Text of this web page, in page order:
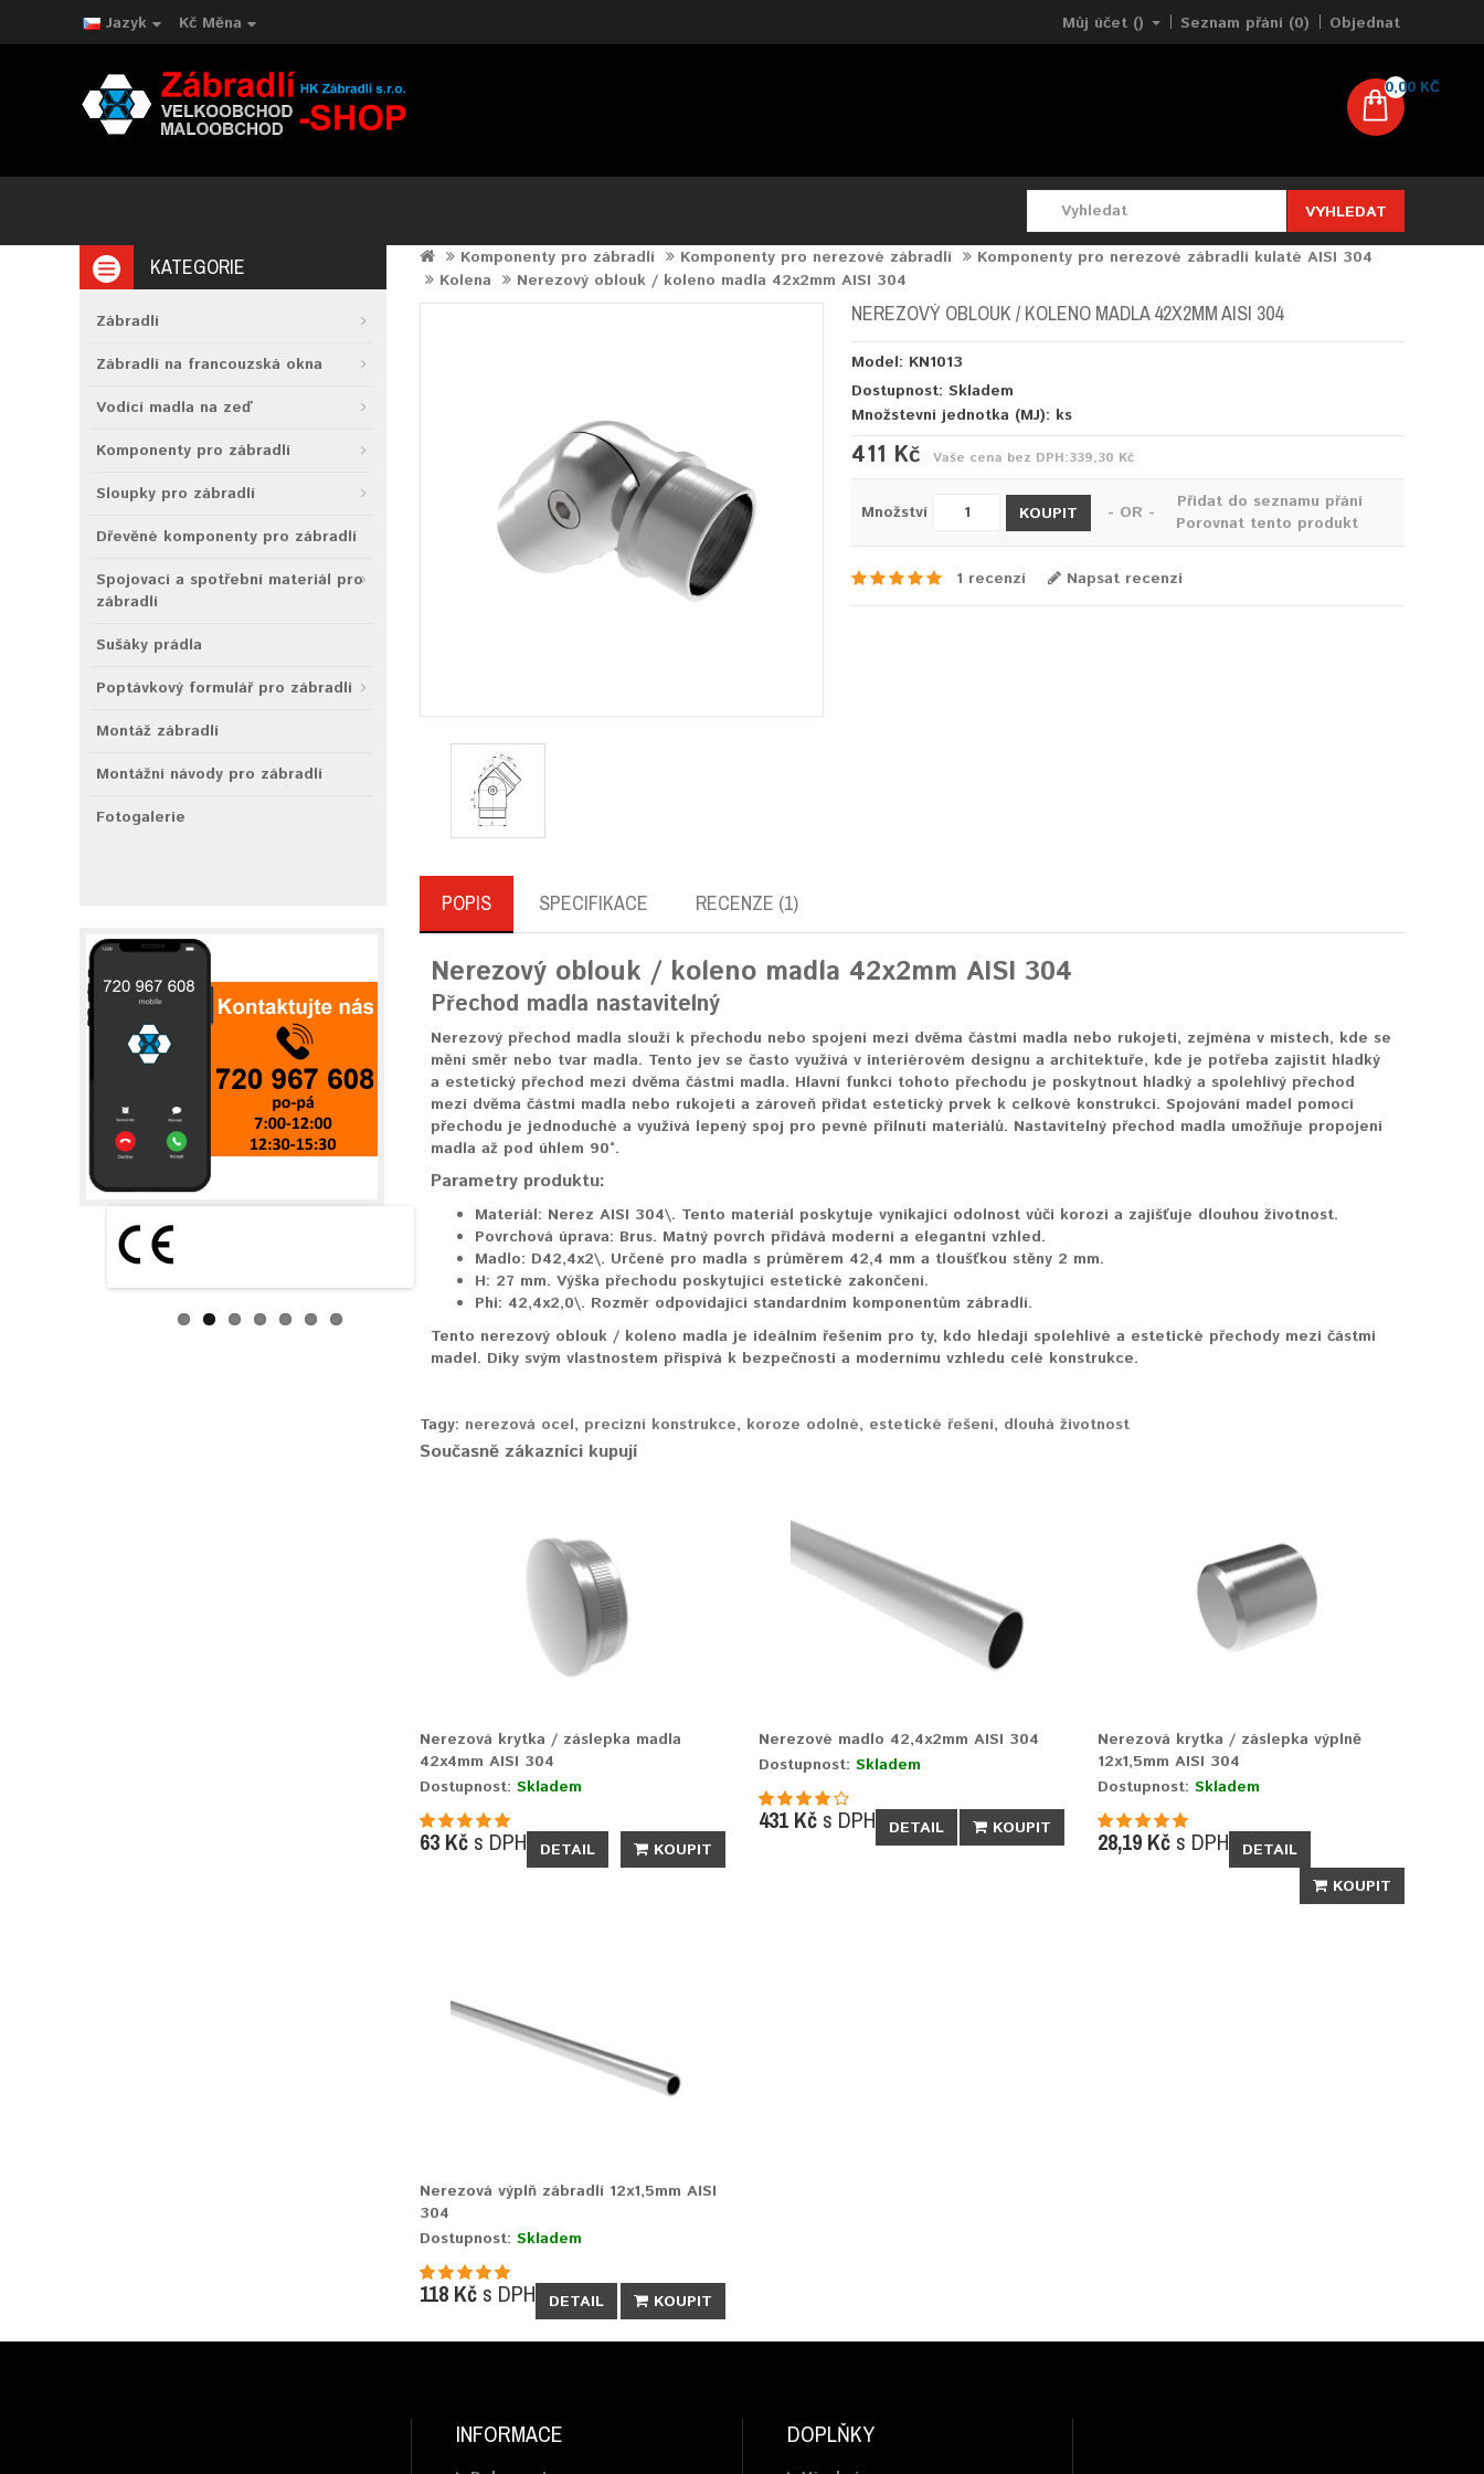
Jazyk Kč Měna Můj účet () Seznam přání (0) Objednat
0,00 KČ
VYHLEDAT
KATEGORIE
Zábradlí
Zábradlí na francouzská okna
Vodící madla na zeď
Komponenty pro zábradlí
Sloupky pro zábradlí
Dřevěné komponenty pro zábradlí
Spojovací a spotřební materiál pro
zábradlí
Sušáky prádla
Poptávkový formulář pro zábradlí
Montáž zábradlí
Montážní návody pro zábradlí
Fotogalerie
Komponenty pro zábradlí Komponenty pro nerezové zábradlí
Komponenty pro nerezové zábradlí kulaté AISI 304
Kolena
Nerezový oblouk / koleno madla 42x2mm AISI 304
NEREZOVÝ OBLOUK / KOLENO MADLA 42X2MM AISI 304
Model: KN1013
Dostupnost: Skladem
Množstevní jednotka (MJ): ks
411 Kč Vaše cena bez DPH:339,30 Kč
Množství KOUPIT - OR -
Přidat do seznamu přání
Porovnat tento produkt
1 recenzí Napsat recenzi
POPIS SPECIFIKACE RECENZE (1)
Nerezový oblouk / koleno madla 42x2mm AISI 304
Přechod madla nastavitelný
Nerezový přechod madla slouží k přechodu nebo spojení mezi dvěma částmi madla nebo rukojeti, zejména v místech, kde se
mění směr nebo tvar madla. Tento jev se často využívá v interiérovém designu a architektuře, kde je potřeba zajistit hladký
a estetický přechod mezi dvěma částmi madla. Hlavní funkcí tohoto přechodu je poskytnout hladký a spolehlivý přechod
mezi dvěma částmi madla nebo rukojeti a zároveň přidat estetický prvek k celkové konstrukci. Spojování madel pomocí
přechodu je jednoduché a využívá lepený spoj pro pevné přilnutí materiálů. Nastavitelný přechod madla umožňuje propojení
madla až pod úhlem 90°.
Parametry produktu:
Materiál: Nerez AISI 304\. Tento materiál poskytuje vynikající odolnost vůči korozi a zajišťuje dlouhou životnost.
Povrchová úprava: Brus. Matný povrch přidává moderní a elegantní vzhled.
Madlo: D42,4x2\. Určené pro madla s průměrem 42,4 mm a tloušťkou stěny 2 mm.
H: 27 mm. Výška přechodu poskytující estetické zakončení.
Phi: 42,4x2,0\. Rozměr odpovídající standardním komponentům zábradlí.
Tento nerezový oblouk / koleno madla je ideálním řešením pro ty, kdo hledají spolehlivé a estetické přechody mezi částmi
madel. Díky svým vlastnostem přispívá k bezpečnosti a modernímu vzhledu celé konstrukce.
Tagy: nerezová ocel, precizní konstrukce, koroze odolné, estetické řešení, dlouhá životnost
Současně zákazníci kupují
Nerezová krytka / záslepka madla
42x4mm AISI 304
Dostupnost: Skladem
63 Kčs DPH DETAIL KOUPIT
Nerezové madlo 42,4x2mm AISI 304
Dostupnost: Skladem
431 Kčs DPH DETAIL KOUPIT
Nerezová krytka / záslepka výplně
12x1,5mm AISI 304
Dostupnost:Skladem
28,19 Kč s DPH
DETAIL
KOUPIT
Nerezová výplň zábradlí 12x1,5mm AISI
304
Dostupnost: Skladem
118 Kčs DPH DETAIL KOUPIT
INFORMACE DOPLŇKY